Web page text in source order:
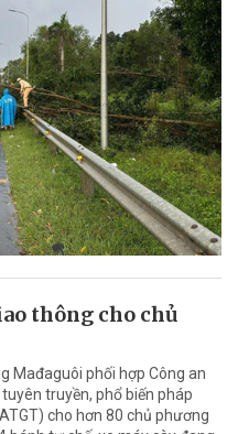
thông cho chủ
Mađaguôi phối hợp Công an
truyền, phổ biến pháp
cho hơn 80 chủ phương